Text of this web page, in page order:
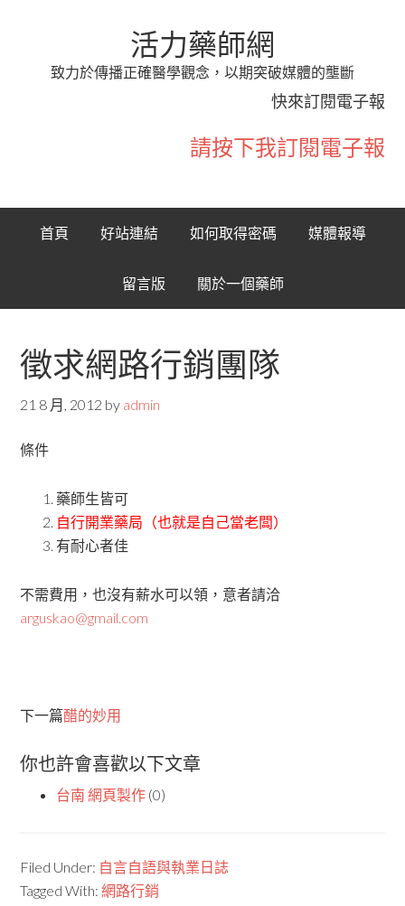
活力藥師網
致力於傳播正確醫學觀念，以期突破媒體的壟斷
快來訂閱電子報
請按下我訂閱電子報
首頁 好站連結 如何取得密碼 媒體報導
留言版 關於一個藥師
徵求網路行銷團隊
21 8 月, 2012 by admin
條件
藥師生皆可
自行開業藥局（也就是自己當老闆）
有耐心者佳
不需費用，也沒有薪水可以領，意者請洽
arguskao@gmail.com
下一篇醋的妙用
你也許會喜歡以下文章
台南 網頁製作 (0)
Filed Under: 自言自語與執業日誌
Tagged With:網路行銷